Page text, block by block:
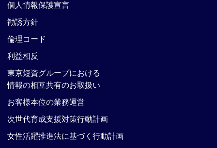
個人情報保護宣言
勧誘方針
倫理コード
利益相反
東京短資グループにおける
情報の相互共有のお取扱い
お客様本位の業務運営
次世代育成支援対策行動計画
女性活躍推進法に基づく行動計画